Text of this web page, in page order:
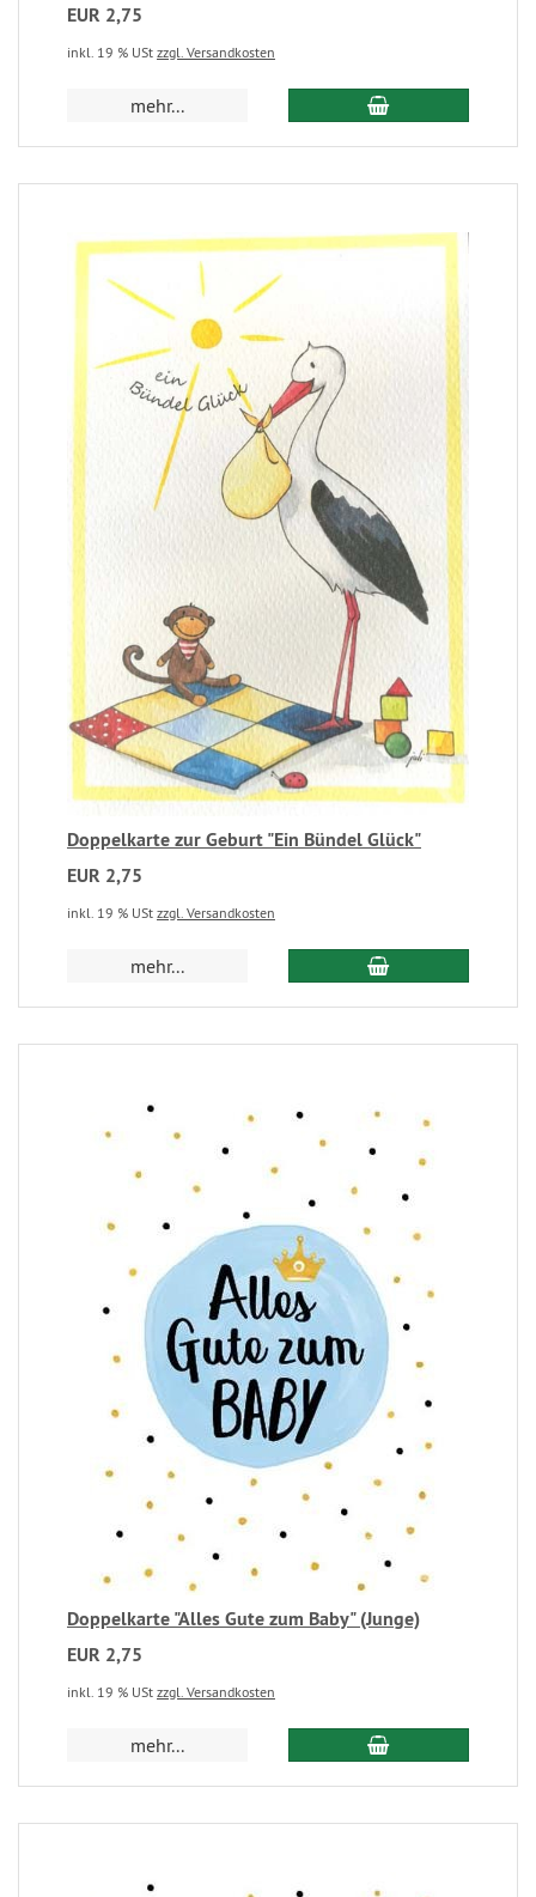
EUR 2,75
inkl. 19 % USt zzgl. Versandkosten
mehr...
Doppelkarte zur Geburt "Ein Bündel Glück"
EUR 2,75
inkl. 19 % USt zzgl. Versandkosten
mehr...
Doppelkarte "Alles Gute zum Baby" (Junge)
EUR 2,75
inkl. 19 % USt zzgl. Versandkosten
mehr...